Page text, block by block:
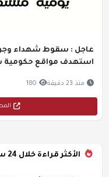
عاجل : سقوط شهداء
استهدف مواقع حكومية
منذ 23 دقيقة 180
الأكثر قراءة خلال 24 ساعة